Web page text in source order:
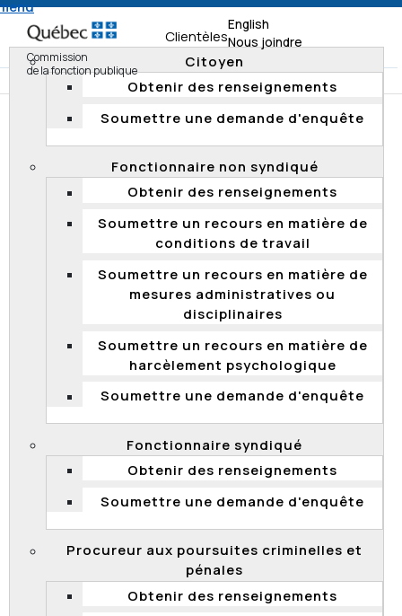
Commission
de la fonction publique
English
Nous joindre
Clientèles
Citoyen
Obtenir des renseignements
Soumettre une demande d'enquête
Fonctionnaire non syndiqué
Obtenir des renseignements
Soumettre un recours en matière de
conditions de travail
Soumettre un recours en matière de
mesures administratives ou
disciplinaires
Soumettre un recours en matière de
harcèlement psychologique
Soumettre une demande d'enquête
Fonctionnaire syndiqué
Obtenir des renseignements
Soumettre une demande d'enquête
Procureur aux poursuites criminelles et
pénales
Obtenir des renseignements
Accueil Documentation Décisions Décisions 2015
DÉCISIONS 2015
d’encadrement – notion d’activités
d’encadrement de niveau équivalent à celui de la
classe 5 –– expérience à l’extérieur de la fonction
publique – expérience de niveau professionnel à
titre d’ingénieur – absence de doute concernant
2015 QCCFP 16
Concours de promotion – admission – expérience
d’encadrement – notion d’activités d’encadrement de
niveau équivalent à celui de la classe 5 – expérience
dans la fonction publique à titre de professionnel –
absence de titularisation à titre de cadre – expérience
à l’extérieur de la fonction publique – appel rejeté